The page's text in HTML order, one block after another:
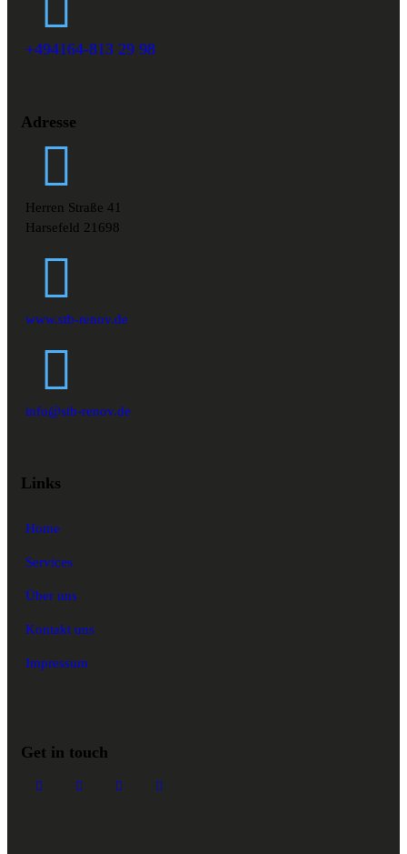
+494164-813 29 98
Adresse
Herren Straße 41
Harsefeld 21698
www.stb-renov.de
info@stb-renov.de
Links
Home
Services
Über uns
Kontakt uns
Impressum
Get in touch